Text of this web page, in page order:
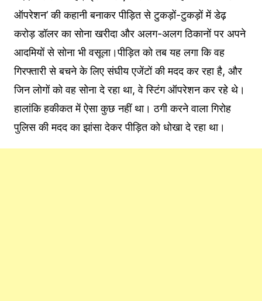
ऑपरेशन’ की कहानी बनाकर पीड़ित से टुकड़ों-टुकड़ों में डेढ़
करोड़ डॉलर का सोना खरीदा और अलग-अलग ठिकानों पर अपने
आदमियों से सोना भी वसूला।पीड़ित को तब यह लगा कि वह
गिरफ्तारी से बचने के लिए संघीय एजेंटों की मदद कर रहा है, और
जिन लोगों को वह सोना दे रहा था, वे स्टिंग ऑपरेशन कर रहे थे।
हालांकि हकीकत में ऐसा कुछ नहीं था। ठगी करने वाला गिरोह
पुलिस की मदद का झांसा देकर पीड़ित को धोखा दे रहा था।